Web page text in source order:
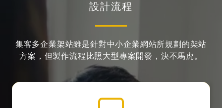
設計流程
集客多企業架站雖是針對中小企業網站所規劃的架站
方案， 但製作流程比照大型專案開發，決不馬虎。